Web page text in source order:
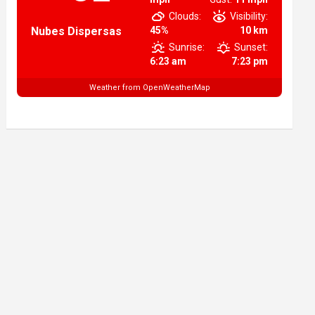
Nubes Dispersas
Clouds:
45%
Visibility:
10 km
Sunrise:
6:23 am
Sunset:
7:23 pm
Weather from OpenWeatherMap